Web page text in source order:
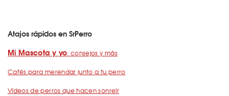
Atajos rápidos en SrPerro
Mi Mascota y yo: consejos y más
Cafés para merendar junto a tu perro
Vídeos de perros que hacen sonreír